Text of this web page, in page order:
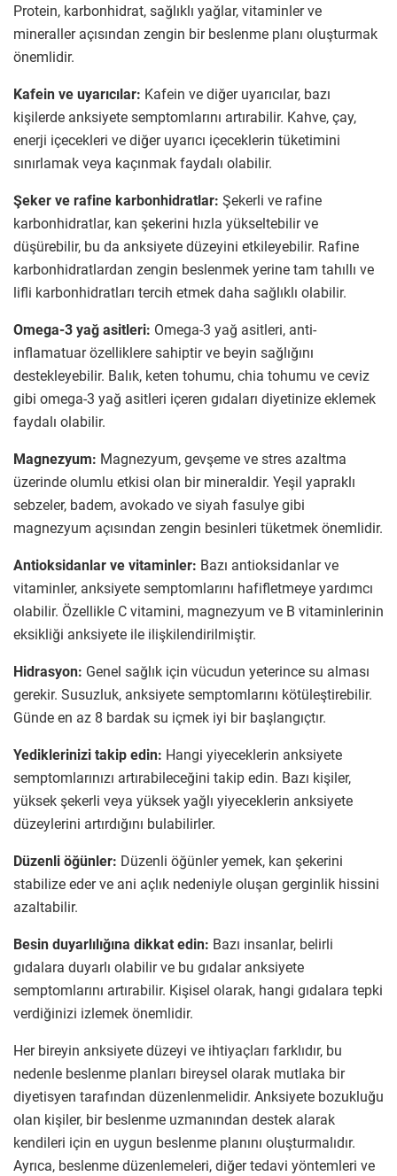
Protein, karbonhidrat, sağlıklı yağlar, vitaminler ve
mineraller açısından zengin bir beslenme planı oluşturmak
önemlidir.
Kafein ve uyarıcılar: Kafein ve diğer uyarıcılar, bazı
kişilerde anksiyete semptomlarını artırabilir. Kahve, çay,
enerji içecekleri ve diğer uyarıcı içeceklerin tüketimini
sınırlamak veya kaçınmak faydalı olabilir.
Şeker ve rafine karbonhidratlar: Şekerli ve rafine
karbonhidratlar, kan şekerini hızla yükseltebilir ve
düşürebilir, bu da anksiyete düzeyini etkileyebilir. Rafine
karbonhidratlardan zengin beslenmek yerine tam tahıllı ve
lifli karbonhidratları tercih etmek daha sağlıklı olabilir.
Omega-3 yağ asitleri: Omega-3 yağ asitleri, anti-
inflamatuar özelliklere sahiptir ve beyin sağlığını
destekleyebilir. Balık, keten tohumu, chia tohumu ve ceviz
gibi omega-3 yağ asitleri içeren gıdaları diyetinize eklemek
faydalı olabilir.
Magnezyum: Magnezyum, gevşeme ve stres azaltma
üzerinde olumlu etkisi olan bir mineraldir. Yeşil yapraklı
sebzeler, badem, avokado ve siyah fasulye gibi
magnezyum açısından zengin besinleri tüketmek önemlidir.
Antioksidanlar ve vitaminler: Bazı antioksidanlar ve
vitaminler, anksiyete semptomlarını hafifletmeye yardımcı
olabilir. Özellikle C vitamini, magnezyum ve B vitaminlerinin
eksikliği anksiyete ile ilişkilendirilmiştir.
Hidrasyon: Genel sağlık için vücudun yeterince su alması
gerekir. Susuzluk, anksiyete semptomlarını kötüleştirebilir.
Günde en az 8 bardak su içmek iyi bir başlangıçtır.
Yediklerinizi takip edin: Hangi yiyeceklerin anksiyete
semptomlarınızı artırabileceğini takip edin. Bazı kişiler,
yüksek şekerli veya yüksek yağlı yiyeceklerin anksiyete
düzeylerini artırdığını bulabilirler.
Düzenli öğünler: Düzenli öğünler yemek, kan şekerini
stabilize eder ve ani açlık nedeniyle oluşan gerginlik hissini
azaltabilir.
Besin duyarlılığına dikkat edin: Bazı insanlar, belirli
gıdalara duyarlı olabilir ve bu gıdalar anksiyete
semptomlarını artırabilir. Kişisel olarak, hangi gıdalara tepki
verdiğinizi izlemek önemlidir.
Her bireyin anksiyete düzeyi ve ihtiyaçları farklıdır, bu
nedenle beslenme planları bireysel olarak mutlaka bir
diyetisyen tarafından düzenlenmelidir. Anksiyete bozukluğu
olan kişiler, bir beslenme uzmanından destek alarak
kendileri için en uygun beslenme planını oluşturmalıdır.
Ayrıca, beslenme düzenlemeleri, diğer tedavi yöntemleri ve